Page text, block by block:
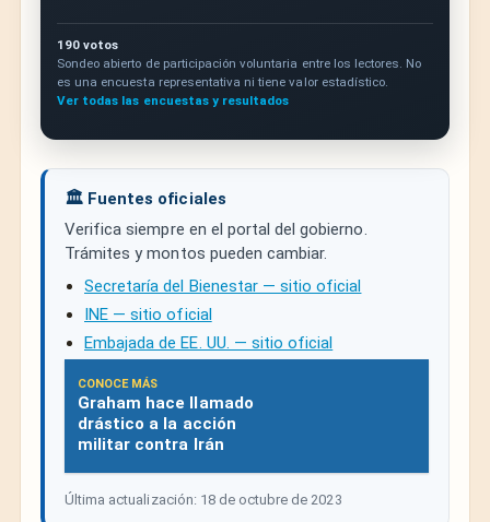
190 votos
Sondeo abierto de participación voluntaria entre los lectores. No
es una encuesta representativa ni tiene valor estadístico.
Ver todas las encuestas y resultados
🏛️ Fuentes oficiales
Verifica siempre en el portal del gobierno.
Trámites y montos pueden cambiar.
Secretaría del Bienestar — sitio oficial
INE — sitio oficial
Embajada de EE. UU. — sitio oficial
CONOCE MÁS
Graham hace llamado
drástico a la acción
militar contra Irán
Última actualización: 18 de octubre de 2023